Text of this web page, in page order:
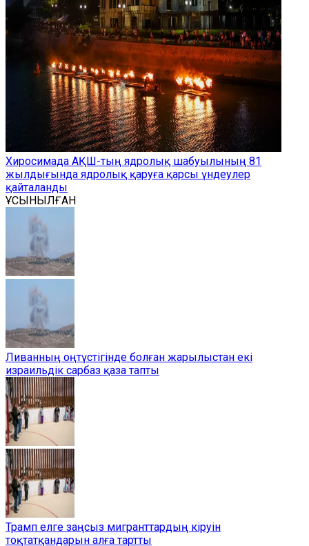
Хиросимада АҚШ-тың ядролық шабуылының 81
жылдығында ядролық қаруға қарсы үндеулер
қайталанды
ҰСЫНЫЛҒАН
Ливанның оңтүстігінде болған жарылыстан екі
израильдік сарбаз қаза тапты
Трамп елге заңсыз мигранттардың кіруін
тоқтатқандарын алға тартты